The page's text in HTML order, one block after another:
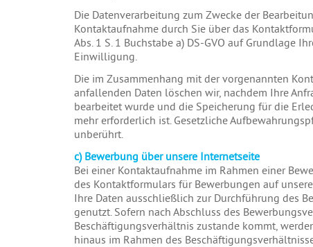
Die Datenverarbeitung zum Zwecke der
Kontaktaufnahme durch Sie über das
Abs. 1 S. 1 Buchstabe a) DS-GVO auf Grundlage
Einwilligung.
Die im Zusammenhang mit der vorgenannten
anfallenden Daten löschen wir, nachdem Ihre
bearbeitet wurde und die Speicherung für die
mehr erforderlich ist. Gesetzliche
unberührt.
c) Bewerbung über unsere Internetseite
Bei einer Kontaktaufnahme im Rahmen einer
des Kontaktformulars für Bewerbungen auf
Ihre Daten ausschließlich zur Durchführung des
genutzt. Sofern nach Abschluss des
Beschäftigungsverhältnis zustande kommt,
hinaus im Rahmen des